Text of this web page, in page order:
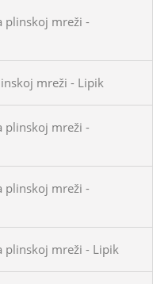
plinskoj mreži -
mreži - Lipik
plinskoj mreži -
plinskoj mreži -
plinskoj mreži - Lipik